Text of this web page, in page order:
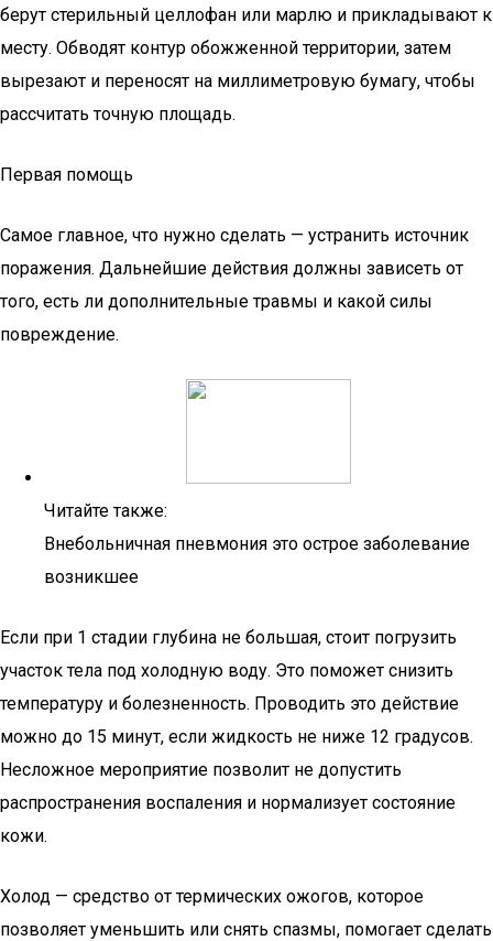
берут стерильный целлофан или марлю и прикладывают к
месту. Обводят контур обожженной территории, затем
вырезают и переносят на миллиметровую бумагу, чтобы
рассчитать точную площадь.
Первая помощь
Самое главное, что нужно сделать — устранить источник
поражения. Дальнейшие действия должны зависеть от
того, есть ли дополнительные травмы и какой силы
повреждение.
Читайте также:
Внебольничная пневмония это острое заболевание
возникшее
Если при 1 стадии глубина не большая, стоит погрузить
участок тела под холодную воду. Это поможет снизить
температуру и болезненность. Проводить это действие
можно до 15 минут, если жидкость не ниже 12 градусов.
Несложное мероприятие позволит не допустить
распространения воспаления и нормализует состояние
кожи.
Холод — средство от термических ожогов, которое
позволяет уменьшить или снять спазмы, помогает сделать